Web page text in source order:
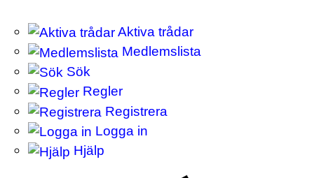
Aktiva trådar
Medlemslista
Sök
Regler
Registrera
Logga in
Hjälp